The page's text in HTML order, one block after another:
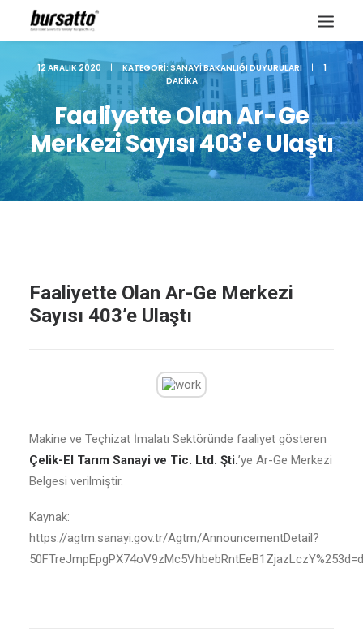
Site içi arama
12 ARALIK 2020 | KATEGORI:SANAYI BAKANLIĞI DUYURULARI |
1
DAKIKA
Faaliyette Olan Ar-Ge
Merkezi Sayısı 403'e Ulaştı
Faaliyette Olan Ar-Ge Merkezi
Sayısı 403’e Ulaştı
Makine ve Teçhizat İmalatı Sektöründe faaliyet gösteren
Çelik-El Tarım Sanayi ve Tic. Ltd. Şti.’ye Ar-Ge Merkezi
Belgesi verilmiştir.
Kaynak:
https://agtm.sanayi.gov.tr/Agtm/AnnouncementDetail?